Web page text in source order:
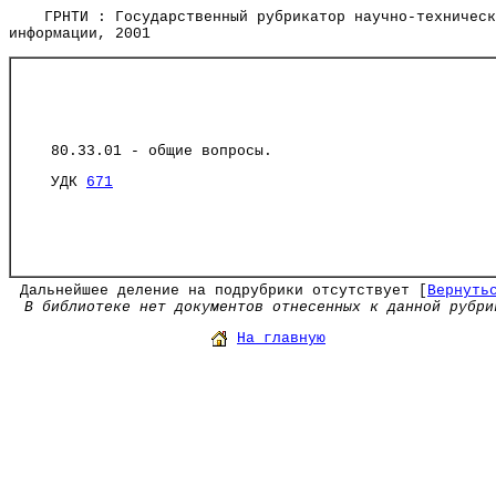
ГРНТИ : Государственный рубрикатор научно-
информации, 2001
80.33.01 - общие вопросы.
УДК 671
Дальнейшее деление на подрубрики отсутствует [
В библиотеке нет документов отнесенных к данной
На главную